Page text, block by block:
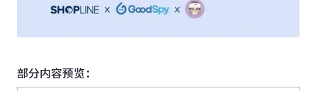
部分内容预览：